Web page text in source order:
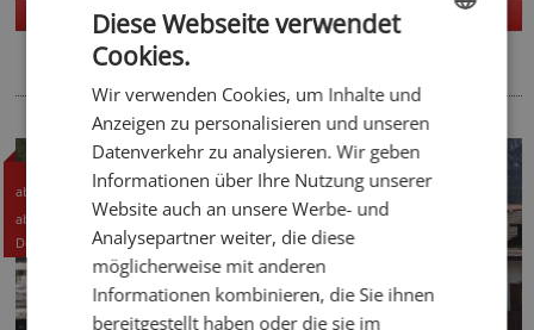
Homepage Details
ab 63,50 CHF
ab 68,- EUR
Details +
GERMAN
Diese Webseite verwendet
Cookies.
Wir verwenden Cookies, um Inhalte und
Anzeigen zu personalisieren und unseren
Datenverkehr zu analysieren. Wir geben
Informationen über Ihre Nutzung unserer
Website auch an unsere Werbe- und
Analysepartner weiter, die diese
möglicherweise mit anderen
Informationen kombinieren, die Sie ihnen
bereitgestellt haben oder die sie im